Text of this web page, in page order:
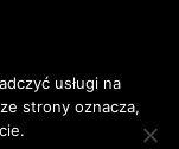
usługi na
strony oznacza,